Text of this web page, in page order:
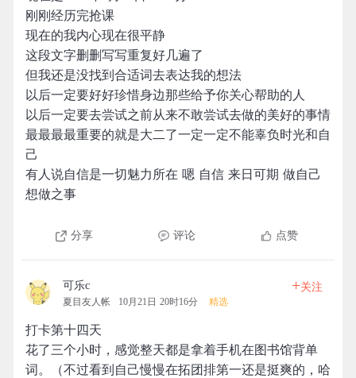
刚刚经历完抢课
现在的我内心现在很平静
这段文字删删写写重复好几遍了
但我还是没找到合适词去表达我的想法
以后一定要好好珍惜身边那些给予你关心帮助的人
以后一定要去尝试之前从来不敢尝试去做的美好的事情
最最最最重要的就是大二了一定一定不能辜负时光和自
己
有人说自信是一切魅力所在 嗯 自信 来日可期 做自己
想做之事
分享 评论 点赞
可乐c
夏目友人帐 10月21日 20时16分 精选
+关注
打卡第十四天
花了三个小时，感觉整天都是拿着手机在图书馆背单
词。（不过看到自己慢慢在拓团排第一还是挺爽的，哈